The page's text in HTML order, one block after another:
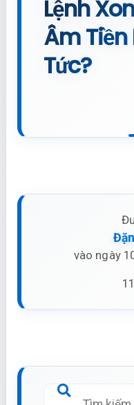
Lệnh
Âm Tiền
Tức?
vào ngày